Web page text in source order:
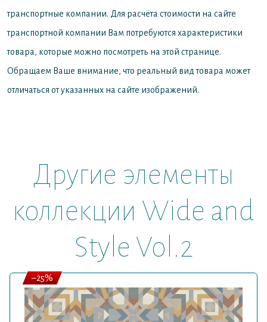
транспортные компании. Для расчёта стоимости на сайте
транспортной компании Вам потребуются характеристики
товара, которые можно посмотреть на этой странице.
Обращаем Ваше внимание, что реальный вид товара может
отличаться от указанных на сайте изображений.
Другие элементы
коллекции Wide and
Style Vol.2
–25%